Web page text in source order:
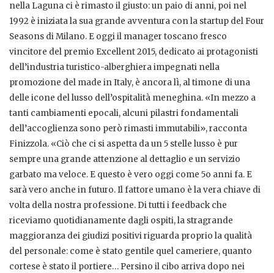
nella Laguna ci è rimasto il giusto: un paio di anni, poi nel
1992 è iniziata la sua grande avventura con la startup del Four
Seasons di Milano. E oggi il manager toscano fresco
vincitore del premio Excellent 2015, dedicato ai protagonisti
dell’industria turistico-alberghiera impegnati nella
promozione del made in Italy, è ancora lì, al timone di una
delle icone del lusso dell’ospitalità meneghina. «In mezzo a
tanti cambiamenti epocali, alcuni pilastri fondamentali
dell’accoglienza sono però rimasti immutabili», racconta
Finizzola. «Ciò che ci si aspetta da un 5 stelle lusso è pur
sempre una grande attenzione al dettaglio e un servizio
garbato ma veloce. E questo è vero oggi come 5o anni fa. E
sarà vero anche in futuro. Il fattore umano è la vera chiave di
volta della nostra professione. Di tutti i feedback che
riceviamo quotidianamente dagli ospiti, la stragrande
maggioranza dei giudizi positivi riguarda proprio la qualità
del personale: come è stato gentile quel cameriere, quanto
cortese è stato il portiere… Persino il cibo arriva dopo nei